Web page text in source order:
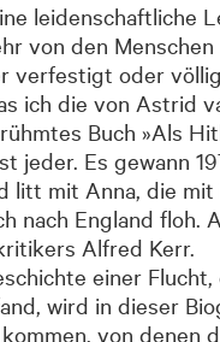
leidenschaftliche
von den
verfestigt oder
ich die von Astrid
Buch »Als
jeder. Es gewann
litt mit Anna, die mit
nach England floh.
Alfred Kerr.
einer
wird in dieser
von denen